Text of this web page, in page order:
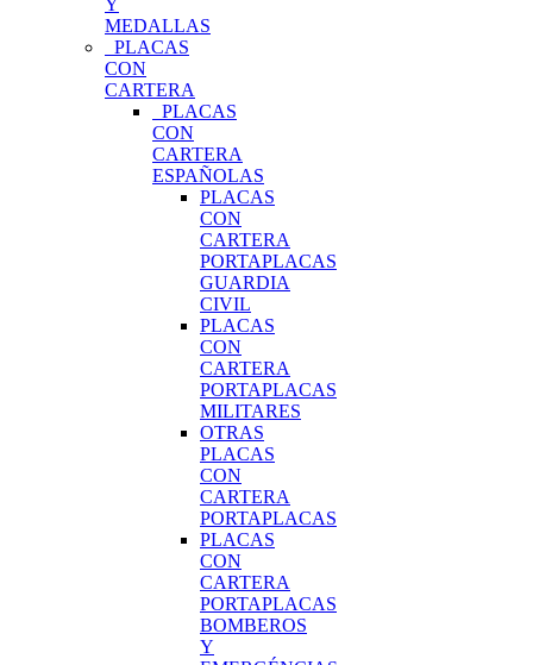
Y
MEDALLAS
PLACAS
CON
CARTERA
PLACAS
CON
CARTERA
ESPAÑOLAS
PLACAS
CON
CARTERA
PORTAPLACAS
GUARDIA
CIVIL
PLACAS
CON
CARTERA
PORTAPLACAS
MILITARES
OTRAS
PLACAS
CON
CARTERA
PORTAPLACAS
PLACAS
CON
CARTERA
PORTAPLACAS
BOMBEROS
Y